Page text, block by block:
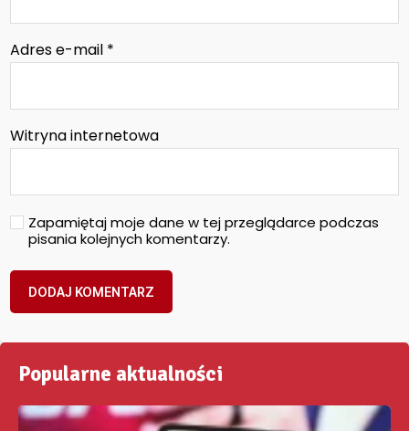
Adres e-mail *
Witryna internetowa
Zapamiętaj moje dane w tej przeglądarce podczas
pisania kolejnych komentarzy.
Popularne aktualności